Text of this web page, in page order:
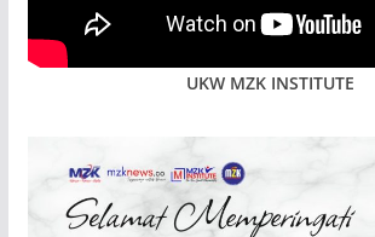
UKW MZK INSTITUTE